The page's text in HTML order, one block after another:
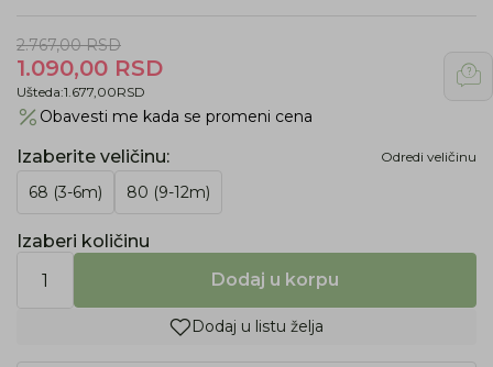
2.767,00 RSD
1.090,00 RSD
Ušteda:1.677,00RSD
Obavesti me kada se promeni cena
Izaberite veličinu: Odredi veličinu
68 (3-6m) 80 (9-12m)
Izaberi količinu
Dodaj u korpu
Dodaj u listu želja